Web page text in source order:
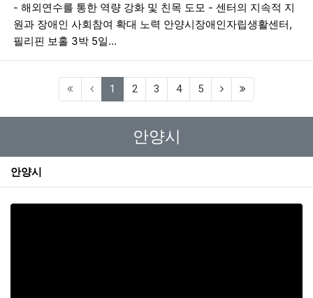
- 해외연수를 통한 역량 강화 및 친목 도모 - 센터의 지속적 지
원과 장애인 사회참여 확대 노력 안양시장애인자립생활센터,
필리핀 보홀 3박 5일…
1 (current)
2 3 4 5
안양시
안양시